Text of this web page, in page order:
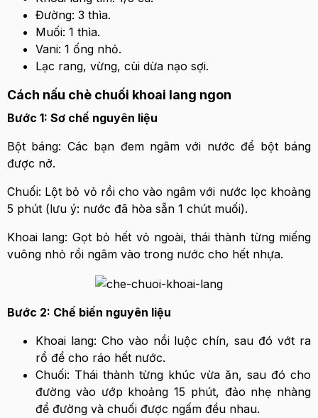
Đường: 3 thìa.
Muối: 1 thìa.
Vani: 1 ống nhỏ.
Lạc rang, vừng, cùi dừa nạo sợi.
Cách nấu chè chuối khoai lang ngon
Bước 1: Sơ chế nguyên liệu
Bột báng: Các bạn đem ngâm với nước để bột báng
được nở.
Chuối: Lột bỏ vỏ rồi cho vào ngâm với nước lọc khoảng
5 phút (lưu ý: nước đã hòa sẵn 1 chút muối).
Khoai lang: Gọt bỏ hết vỏ ngoài, thái thành từng miếng
vuông nhỏ rồi ngâm vào trong nước cho hết nhựa.
Bước 2: Chế biến nguyên liệu
Khoai lang: Cho vào nồi luộc chín, sau đó vớt ra
rổ để cho ráo hết nước.
Chuối: Thái thành từng khúc vừa ăn, sau đó cho
đường vào ướp khoảng 15 phút, đảo nhẹ nhàng
để đường và chuối được ngấm đều nhau.